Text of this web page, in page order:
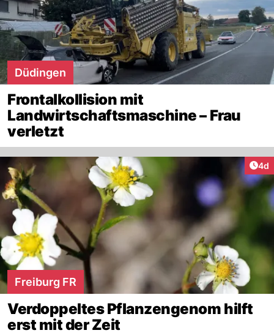
Düdingen
Frontalkollision mit
Landwirtschaftsmaschine – Frau
verletzt
4d
Freiburg FR
Verdoppeltes Pflanzengenom hilft
erst mit der Zeit